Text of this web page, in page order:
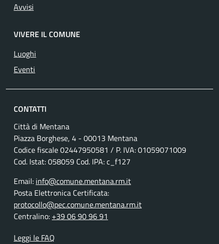
Avvisi
VIVERE IL COMUNE
Luoghi
Eventi
CONTATTI
Città di Mentana
Piazza Borghese, 4 - 00013 Mentana
Codice fiscale02447950581 / P. IVA:01059071009
Cod. Istat: 058059 Cod. IPA: c_f127
Email: info@comune.mentana.rm.it
Posta Elettronica Certificata:
protocollo@pec.comune.mentana.rm.it
Centralino: +39 06 90 96 91
Leggi le FAQ